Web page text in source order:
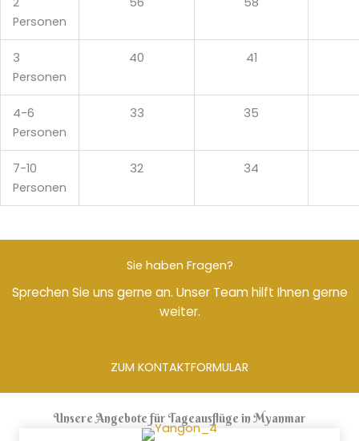
Personen
3
Personen
40 41
4-6
Personen
33 35
7-10
Personen
32 34
Sie haben Fragen?
Sprechen Sie uns gerne an. Unser Team hilft Ihnen gerne
weiter.
ZUM KONTAKTFORMULAR
Unsere Angebote für Tageausflüge in Myanmar